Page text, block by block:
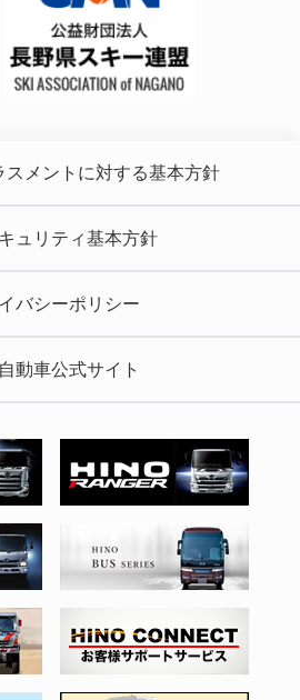
スメントに対する基本方針
ュリティ基本方針
バシーポリシー
動車公式サイト